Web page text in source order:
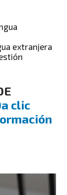
extranjera
clic